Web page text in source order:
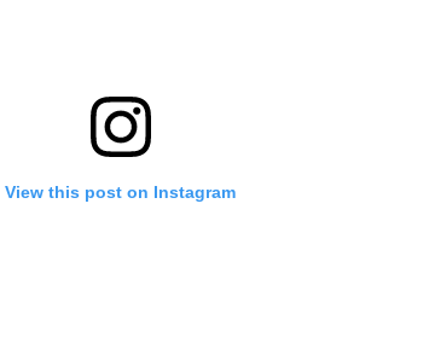
View this post on Instagram